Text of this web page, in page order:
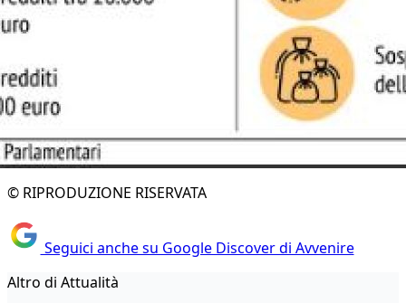
© RIPRODUZIONE RISERVATA
Seguici anche su Google Discover di Avvenire
Altro di Attualità